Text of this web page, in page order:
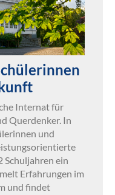
Internat für
Querdenker. In
und
Schuljahren ein
Erfahrungen im
und findet